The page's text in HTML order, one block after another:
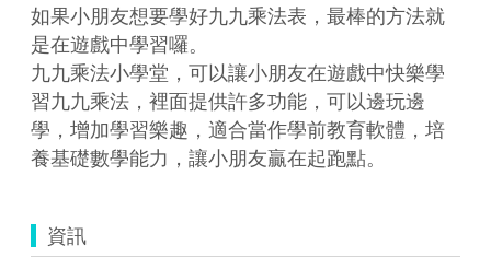
如果小朋友想要學好九九乘法表，最棒的方法就
是在遊戲中學習囉。
九九乘法小學堂，可以讓小朋友在遊戲中快樂學
習九九乘法，裡面提供許多功能，可以邊玩邊
學，增加學習樂趣，適合當作學前教育軟體，培
養基礎數學能力，讓小朋友贏在起跑點。
資訊